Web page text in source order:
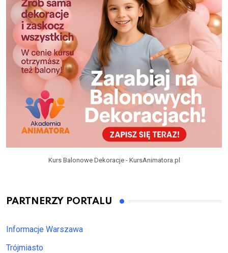
Kurs Balonowe Dekoracje - KursAnimatora.pl
PARTNERZY PORTALU
Informacje Warszawa
Trójmiasto